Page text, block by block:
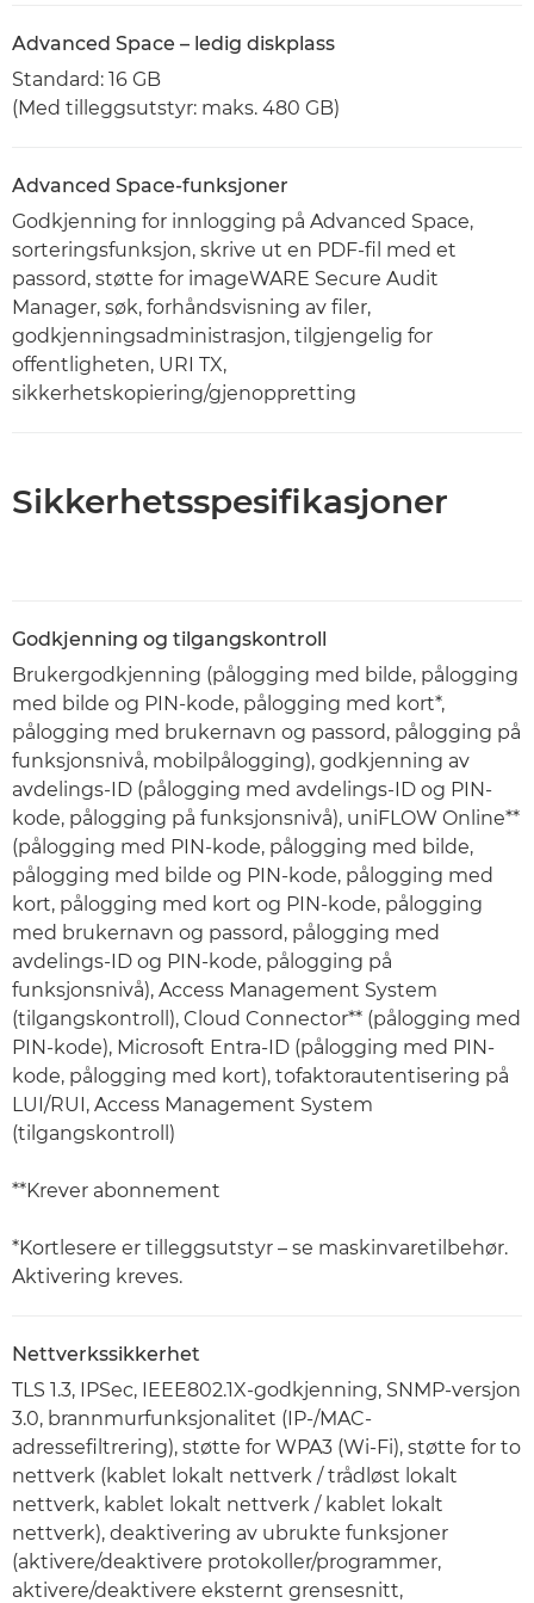
Advanced Space – ledig diskplass
Standard: 16 GB
(Med tilleggsutstyr: maks. 480 GB)
Advanced Space-funksjoner
Godkjenning for innlogging på Advanced Space,
sorteringsfunksjon, skrive ut en PDF-fil med et
passord, støtte for imageWARE Secure Audit
Manager, søk, forhåndsvisning av filer,
godkjenningsadministrasjon, tilgjengelig for
offentligheten, URI TX,
sikkerhetskopiering/gjenoppretting
Sikkerhetsspesifikasjoner
Godkjenning og tilgangskontroll
Brukergodkjenning (pålogging med bilde, pålogging
med bilde og PIN-kode, pålogging med kort*,
pålogging med brukernavn og passord, pålogging på
funksjonsnivå, mobilpålogging), godkjenning av
avdelings-ID (pålogging med avdelings-ID og PIN-
kode, pålogging på funksjonsnivå), uniFLOW Online**
(pålogging med PIN-kode, pålogging med bilde,
pålogging med bilde og PIN-kode, pålogging med
kort, pålogging med kort og PIN-kode, pålogging
med brukernavn og passord, pålogging med
avdelings-ID og PIN-kode, pålogging på
funksjonsnivå), Access Management System
(tilgangskontroll), Cloud Connector** (pålogging med
PIN-kode), Microsoft Entra-ID (pålogging med PIN-
kode, pålogging med kort), tofaktorautentisering på
LUI/RUI, Access Management System
(tilgangskontroll)
**Krever abonnement
*Kortlesere er tilleggsutstyr – se maskinvaretilbehør.
Aktivering kreves.
Nettverkssikkerhet
TLS 1.3, IPSec, IEEE802.1X-godkjenning, SNMP-versjon
3.0, brannmurfunksjonalitet (IP-/MAC-
adressefiltrering), støtte for WPA3 (Wi-Fi), støtte for to
nettverk (kablet lokalt nettverk / trådløst lokalt
nettverk, kablet lokalt nettverk / kablet lokalt
nettverk), deaktivering av ubrukte funksjoner
(aktivere/deaktivere protokoller/programmer,
aktivere/deaktivere eksternt grensesnitt,